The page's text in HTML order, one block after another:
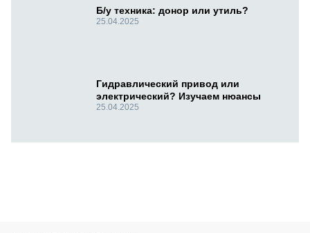
Б/у техника: донор или утиль?
25.04.2025
Гидравлический привод или
электрический? Изучаем нюансы
25.04.2025